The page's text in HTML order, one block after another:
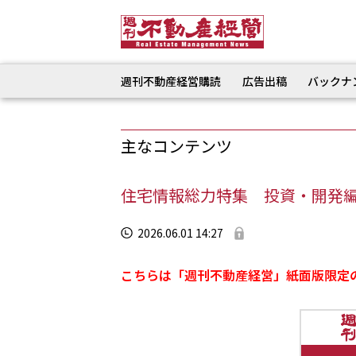
週刊不動産経営購読 広告出稿 バック
主なコンテンツ
住宅情報総力特集 投資・開発
2026.06.01 14:27
こちらは「週刊不動産経営」紙面版限定